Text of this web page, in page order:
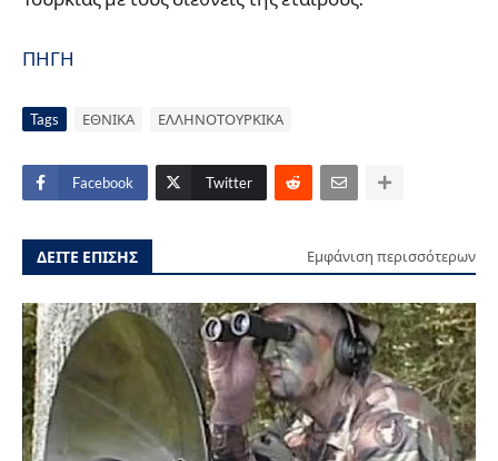
ΠΗΓΗ
Tags ΕΘΝΙΚΑ ΕΛΛΗΝΟΤΟΥΡΚΙΚΑ
Facebook Twitter
ΔΕΙΤΕ ΕΠΙΣΗΣ Εμφάνιση περισσότερων